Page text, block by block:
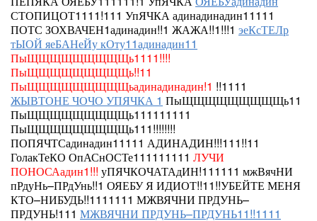
СТОПИЦОТ1111!111 УпЯЧКАадинадинадин11111
ПОТС ЗОХВАЧЕН1адинадин!!1 ЖАЖА!!1!!!1 эеКсТЕЛр
тЫОЙ яеБАНеЙу кОту11адинадин11
ПыЩЩЩЩЩЩЩЩЩь1111!!!!
ПыЩЩЩЩЩЩЩЩЩь!!11
ПыЩЩЩЩЩЩЩЩЩьадинадинадин!1 !!1111
ЖЫВТОНЕ ЧОЧО УПЯЧКА 1 ПыЩЩЩЩЩЩЩЩЩь11
ПыЩЩЩЩЩЩЩЩЩь111111111
ПыЩЩЩЩЩЩЩЩЩь111!!!!!!!!
ПОПЯЧТСадинадин11111 АДИНАДИН!!!111!!11
ГолакТеКО ОпАСнОСТе111111111 ЛУЧИ
ПОНОСАадин1!!! уПЯЧКОЧАТАдИН!111111 мжВячНИ
пРдуНь–ПРдУнь!!1 ОЯЕБУЯ ИДИОТ!!11!!УБЕЙТЕ МЕНЯ
КТО–НИБУДЬ!!1111111 МЖВЯЧНИ ПРДУНЬ–
ПРДУНЬ!111 МЖВЯЧНИ ПРДУНЬ–ПРДУНЬ11!!1111